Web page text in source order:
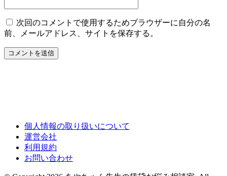
次回のコメントで使用するためブラウザーに自分の名
前、メールアドレス、サイトを保存する。
個人情報の取り扱いについて
運営会社
利用規約
お問い合わせ